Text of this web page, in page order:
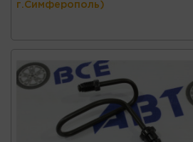
г.Симферополь)